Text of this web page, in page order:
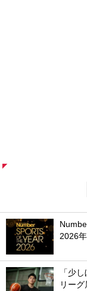
2026
「少
リー